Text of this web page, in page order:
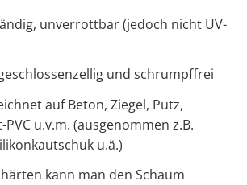
unverrottbar (jedoch nicht UV-
und schrumpffrei
auf Beton, Ziegel, Putz,
u.v.m. (ausgenommen z.B.
u.ä.)
kann man den Schaum